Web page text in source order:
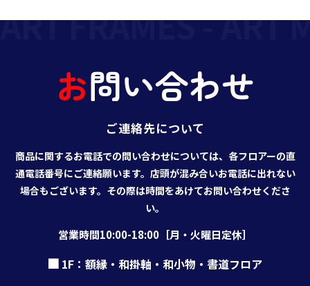
お問い合わせ
ご連絡先について
商品に関するお電話での問い合わせについては、各フロアーの直
通電話番号にご連絡願います。店頭が混み合いお電話に出れない
場合もございます。その際は時間をあけてお問い合わせくださ
い。
営業時間10:00-18:00［月・火曜日定休］
1F：額縁・和掛軸・和小物・書道フロア
ART FRAMES - ART